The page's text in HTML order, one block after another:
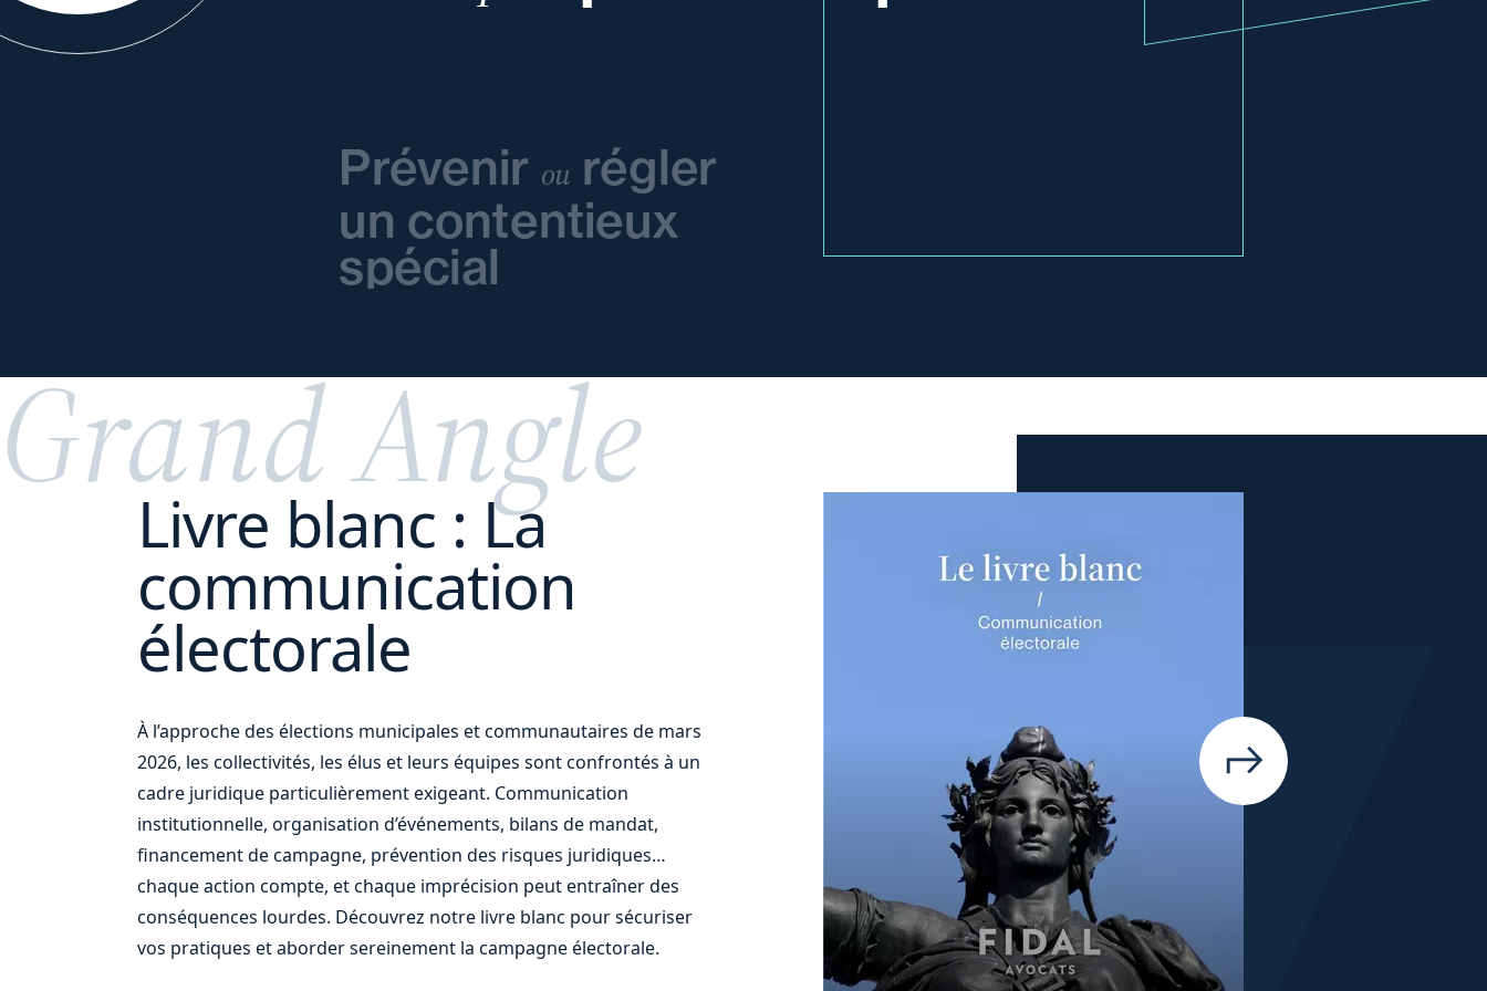
Prévenir ou régler
un contentieux
spécial
et votre
Grand Angle
Livre blanc : La
communication
électorale
À l’approche des élections municipales et communautaires de mars
2026, les collectivités, les élus et leurs équipes sont confrontés à un
cadre juridique particulièrement exigeant. Communication
institutionnelle, organisation d’événements, bilans de mandat,
financement de campagne, prévention des risques juridiques…
chaque action compte, et chaque imprécision peut entraîner des
conséquences lourdes. Découvrez notre livre blanc pour sécuriser
vos pratiques et aborder sereinement la campagne électorale.